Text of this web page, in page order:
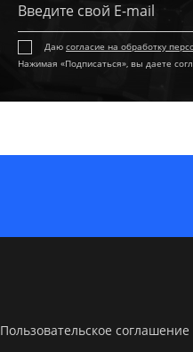
Даю согласие на обработку
Нажимая «Подписаться», вы даете
Пользовательское соглашение